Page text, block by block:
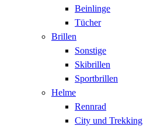
Beinlinge
Tücher
Brillen
Sonstige
Skibrillen
Sportbrillen
Helme
Rennrad
City und Trekking